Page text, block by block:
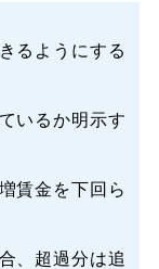
るようにする
いるか明示す
賃金を下回ら
、超過分は追